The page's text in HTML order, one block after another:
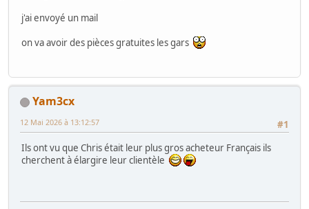
j'ai envoyé un mail
on va avoir des pièces gratuites les gars
Yam3cx
#1
12 Mai 2026 à 13:12:57
Ils ont vu que Chris était leur plus gros acheteur Français ils
cherchent à élargire leur clientèle